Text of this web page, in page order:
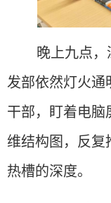
晚上九点
发部依然灯火通
干部，盯着电脑
维结构图，反复
热槽的深度。